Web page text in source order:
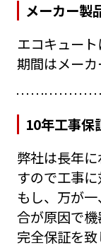
メーカー製
エコキュー
期間はメーカ
10年工事保
弊社は長年
すので工事に
もし、万が
合が原因で
完全保証を致